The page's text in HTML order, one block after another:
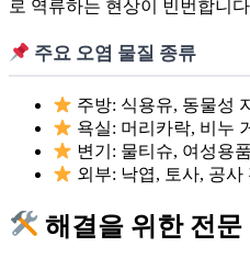
로 역류하는 현상이 빈번합니
주요 오염 물질 종류
주방: 식용유, 동물성
욕실: 머리카락, 비누
변기: 물티슈, 여성용
외부: 낙엽, 토사, 공사
해결을 위한 전문